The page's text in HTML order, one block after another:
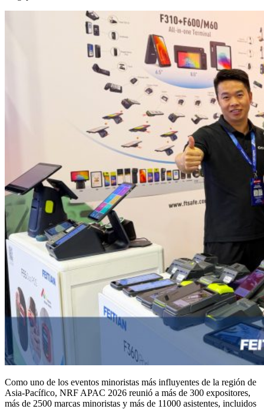
Como uno de los eventos minoristas más influyentes de la región de
Asia-Pacífico, NRF APAC 2026 reunió a más de 300 expositores,
más de 2500 marcas minoristas y más de 11000 asistentes, incluidos